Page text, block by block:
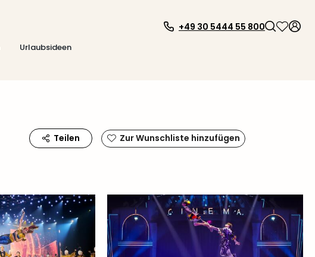
Urlaubsideen
+49 30 5444 55 800
Teilen Zur Wunschliste hinzufügen